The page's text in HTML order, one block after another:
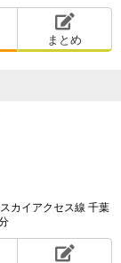
がいれば見つ
いて侵入する
う。
まとめ
カイアクセス線 千葉